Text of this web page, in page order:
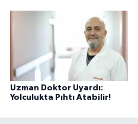
Uzman Doktor Uyardı:
Yolculukta Pıhtı Atabilir!